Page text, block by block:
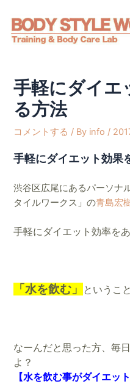
手軽にダイエ
る方法
コメントする / By info /
手軽にダイエット効
渋谷区広尾にあるパーソナ
タイルワークス」の青島宏
手軽にダイエット効率を
「水を飲む」 というこ
なーんだと思った方、毎
よ？
【水を飲む事がダイエッ